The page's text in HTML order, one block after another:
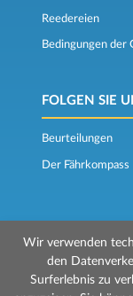
Reedereien
Bedingungen der
FOLGEN SIE
Beurteilungen
Der Fährkompass
Wir verwenden
den
Surferlebnis zu